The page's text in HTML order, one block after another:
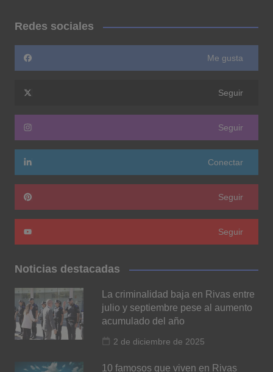
Redes sociales
Me gusta
Seguir
Seguir
Conectar
Seguir
Seguir
Noticias destacadas
La criminalidad baja en Rivas entre
julio y septiembre pese al aumento
acumulado del año
2 de diciembre de 2025
10 famosos que viven en Rivas